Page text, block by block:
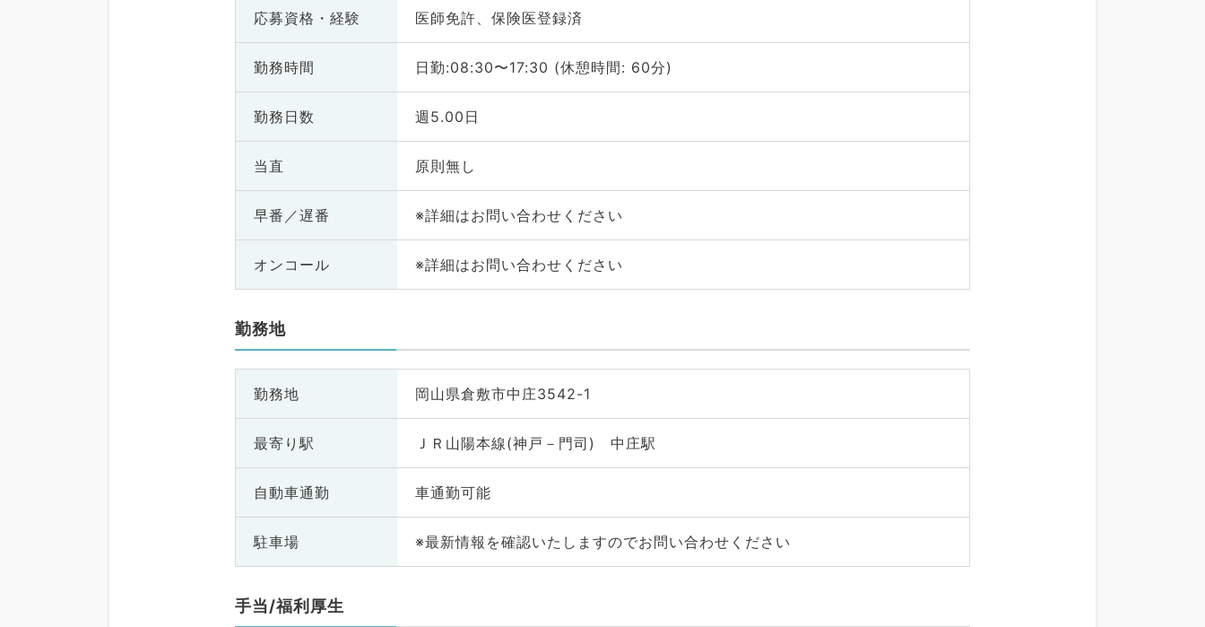
応募資格・ 経験 医師免許、保険医登録済
勤務時間 日勤:08:30〜17:30 (休憩時間: 60分)
勤務日数 週5.00日
当直 原則無し
早番／遅番 ※詳細はお問い合わせください
オンコール ※詳細はお問い合わせください
勤務地
勤務地 岡山県倉敷市中庄3542-1
最寄り駅 ＪＲ山陽本線(神戸－門司) 中庄駅
自動車通勤 車通勤可能
駐車場 ※最新情報を確認いたしますのでお問い合わせください
手当/福利厚生